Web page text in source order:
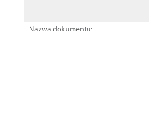
Nazwa dokumentu: